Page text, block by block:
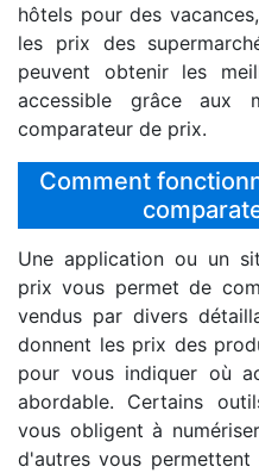
hôtels pour des
les prix des
peuvent obtenir les
accessible grâce aux
comparateur de prix.
Comment
Une application ou un
prix vous permet de
vendus par divers
donnent les prix des
pour vous indiquer où
abordable. Certains
vous obligent à
d'autres vous